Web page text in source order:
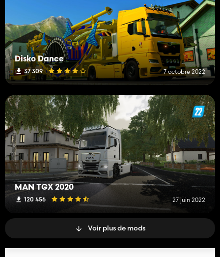
Disko Dance
37 309 7 octobre 2022
MAN TGX 2020
120 456 27 juin 2022
Voir plus de mods